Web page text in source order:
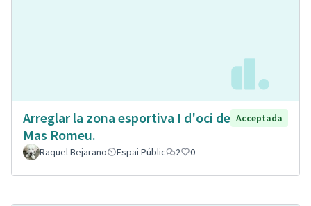
Arreglar la zona esportiva I d'oci de
Mas Romeu.
Acceptada
Raquel Bejarano Espai Públic 2 0